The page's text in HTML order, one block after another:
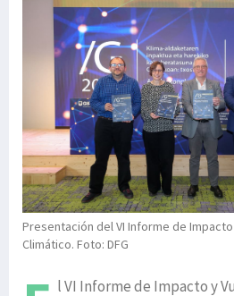
Presentación del VI Informe de
Climático. Foto: DFG
l VI Informe de Impacto y